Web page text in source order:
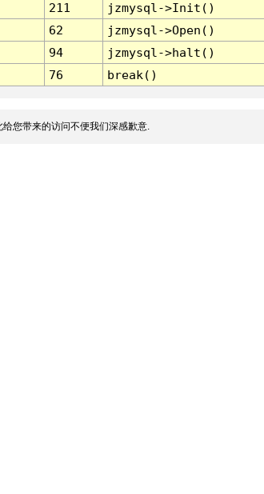
211
jzmysql->Init()
62
jzmysql->Open()
94
jzmysql->halt()
76 break()
您带来的访问不便我们深感歉意.